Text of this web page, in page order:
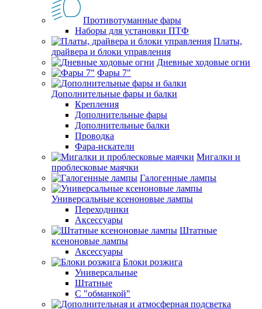
Противотуманные фары
Наборы для установки ПТФ
Платы,
драйвера и блоки управления
Дневные ходовые огни
Фары 7"
Дополнительные фары и балки
Крепления
Дополнительные фары
Дополнительные балки
Проводка
Фара-искатели
Мигалки и
проблесковые маячки
Галогенные лампы
Универсальные ксеноновые лампы
Переходники
Аксессуары
Штатные
ксеноновые лампы
Аксессуары
Блоки розжига
Универсальные
Штатные
С "обманкой"